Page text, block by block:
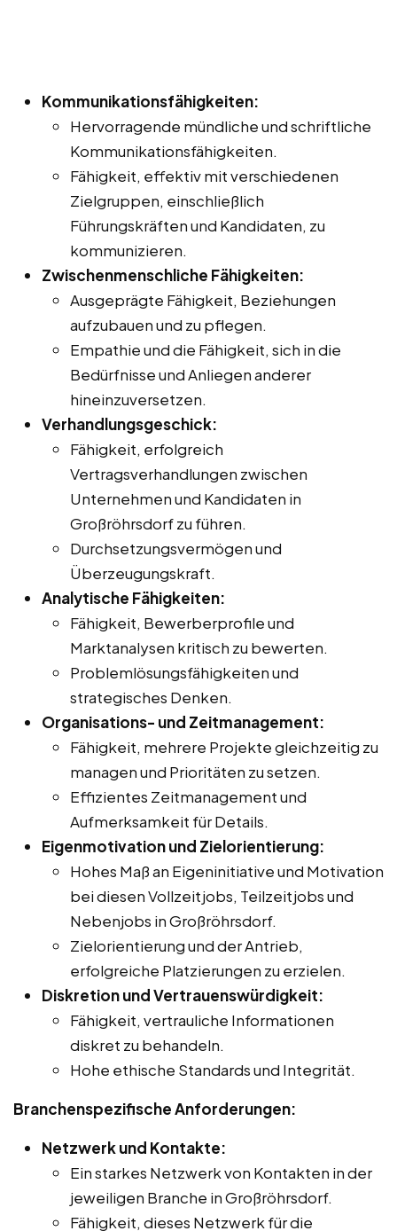
Kommunikationsfähigkeiten:
Hervorragende mündliche und schriftliche
Kommunikationsfähigkeiten.
Fähigkeit, effektiv mit verschiedenen
Zielgruppen, einschließlich
Führungskräften und Kandidaten, zu
kommunizieren.
Zwischenmenschliche Fähigkeiten:
Ausgeprägte Fähigkeit, Beziehungen
aufzubauen und zu pflegen.
Empathie und die Fähigkeit, sich in die
Bedürfnisse und Anliegen anderer
hineinzuversetzen.
Verhandlungsgeschick:
Fähigkeit, erfolgreich
Vertragsverhandlungen zwischen
Unternehmen und Kandidaten in
Großröhrsdorf zu führen.
Durchsetzungsvermögen und
Überzeugungskraft.
Analytische Fähigkeiten:
Fähigkeit, Bewerberprofile und
Marktanalysen kritisch zu bewerten.
Problemlösungsfähigkeiten und
strategisches Denken.
Organisations- und Zeitmanagement:
Fähigkeit, mehrere Projekte gleichzeitig zu
managen und Prioritäten zu setzen.
Effizientes Zeitmanagement und
Aufmerksamkeit für Details.
Eigenmotivation und Zielorientierung:
Hohes Maß an Eigeninitiative und Motivation
bei diesen Vollzeitjobs, Teilzeitjobs und
Nebenjobs in Großröhrsdorf.
Zielorientierung und der Antrieb,
erfolgreiche Platzierungen zu erzielen.
Diskretion und Vertrauenswürdigkeit:
Fähigkeit, vertrauliche Informationen
diskret zu behandeln.
Hohe ethische Standards und Integrität.
Branchenspezifische Anforderungen:
Netzwerk und Kontakte:
Ein starkes Netzwerk von Kontakten in der
jeweiligen Branche in Großröhrsdorf.
Fähigkeit, dieses Netzwerk für die